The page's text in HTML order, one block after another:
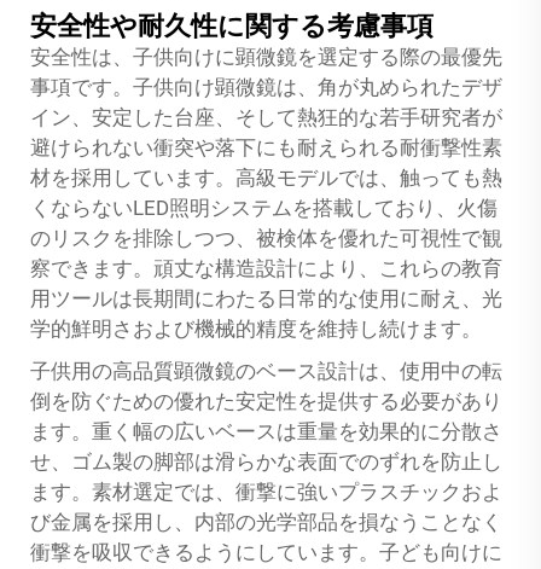
安全性や耐久性に関する考慮事項
安全性は、子供向けに顕微鏡を選定する際の最優先
事項です。子供向け顕微鏡は、角が丸められたデザ
イン、安定した台座、そして熱狂的な若手研究者が
避けられない衝突や落下にも耐えられる耐衝撃性素
材を採用しています。高級モデルでは、触っても熱
くならないLED照明システムを搭載しており、火傷
のリスクを排除しつつ、被検体を優れた可視性で観
察できます。頑丈な構造設計により、これらの教育
用ツールは長期間にわたる日常的な使用に耐え、光
学的鮮明さおよび機械的精度を維持し続けます。
子供用の高品質顕微鏡のベース設計は、使用中の転
倒を防ぐための優れた安定性を提供する必要があり
ます。重く幅の広いベースは重量を効果的に分散さ
せ、ゴム製の脚部は滑らかな表面でのずれを防止し
ます。素材選定では、衝撃に強いプラスチックおよ
び金属を採用し、内部の光学部品を損なうことなく
衝撃を吸収できるようにしています。子ども向けに